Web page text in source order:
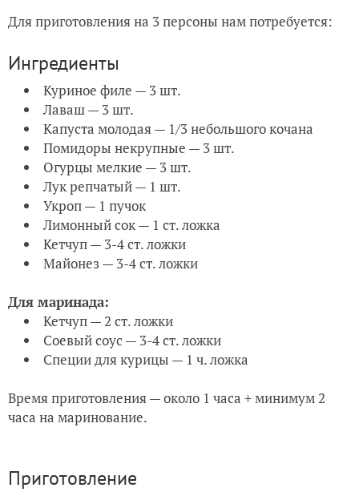
Для приготовления на 3 персоны нам потребуется:
Ингредиенты
Куриное филе — 3 шт.
Лаваш — 3 шт.
Капуста молодая — 1/3 небольшого кочана
Помидоры некрупные — 3 шт.
Огурцы мелкие — 3 шт.
Лук репчатый — 1 шт.
Укроп — 1 пучок
Лимонный сок — 1 ст. ложка
Кетчуп — 3-4 ст. ложки
Майонез — 3-4 ст. ложки
Для маринада:
Кетчуп — 2 ст. ложки
Соевый соус — 3-4 ст. ложки
Специи для курицы — 1 ч. ложка
Время приготовления — около 1 часа + минимум 2
часа на маринование.
Приготовление